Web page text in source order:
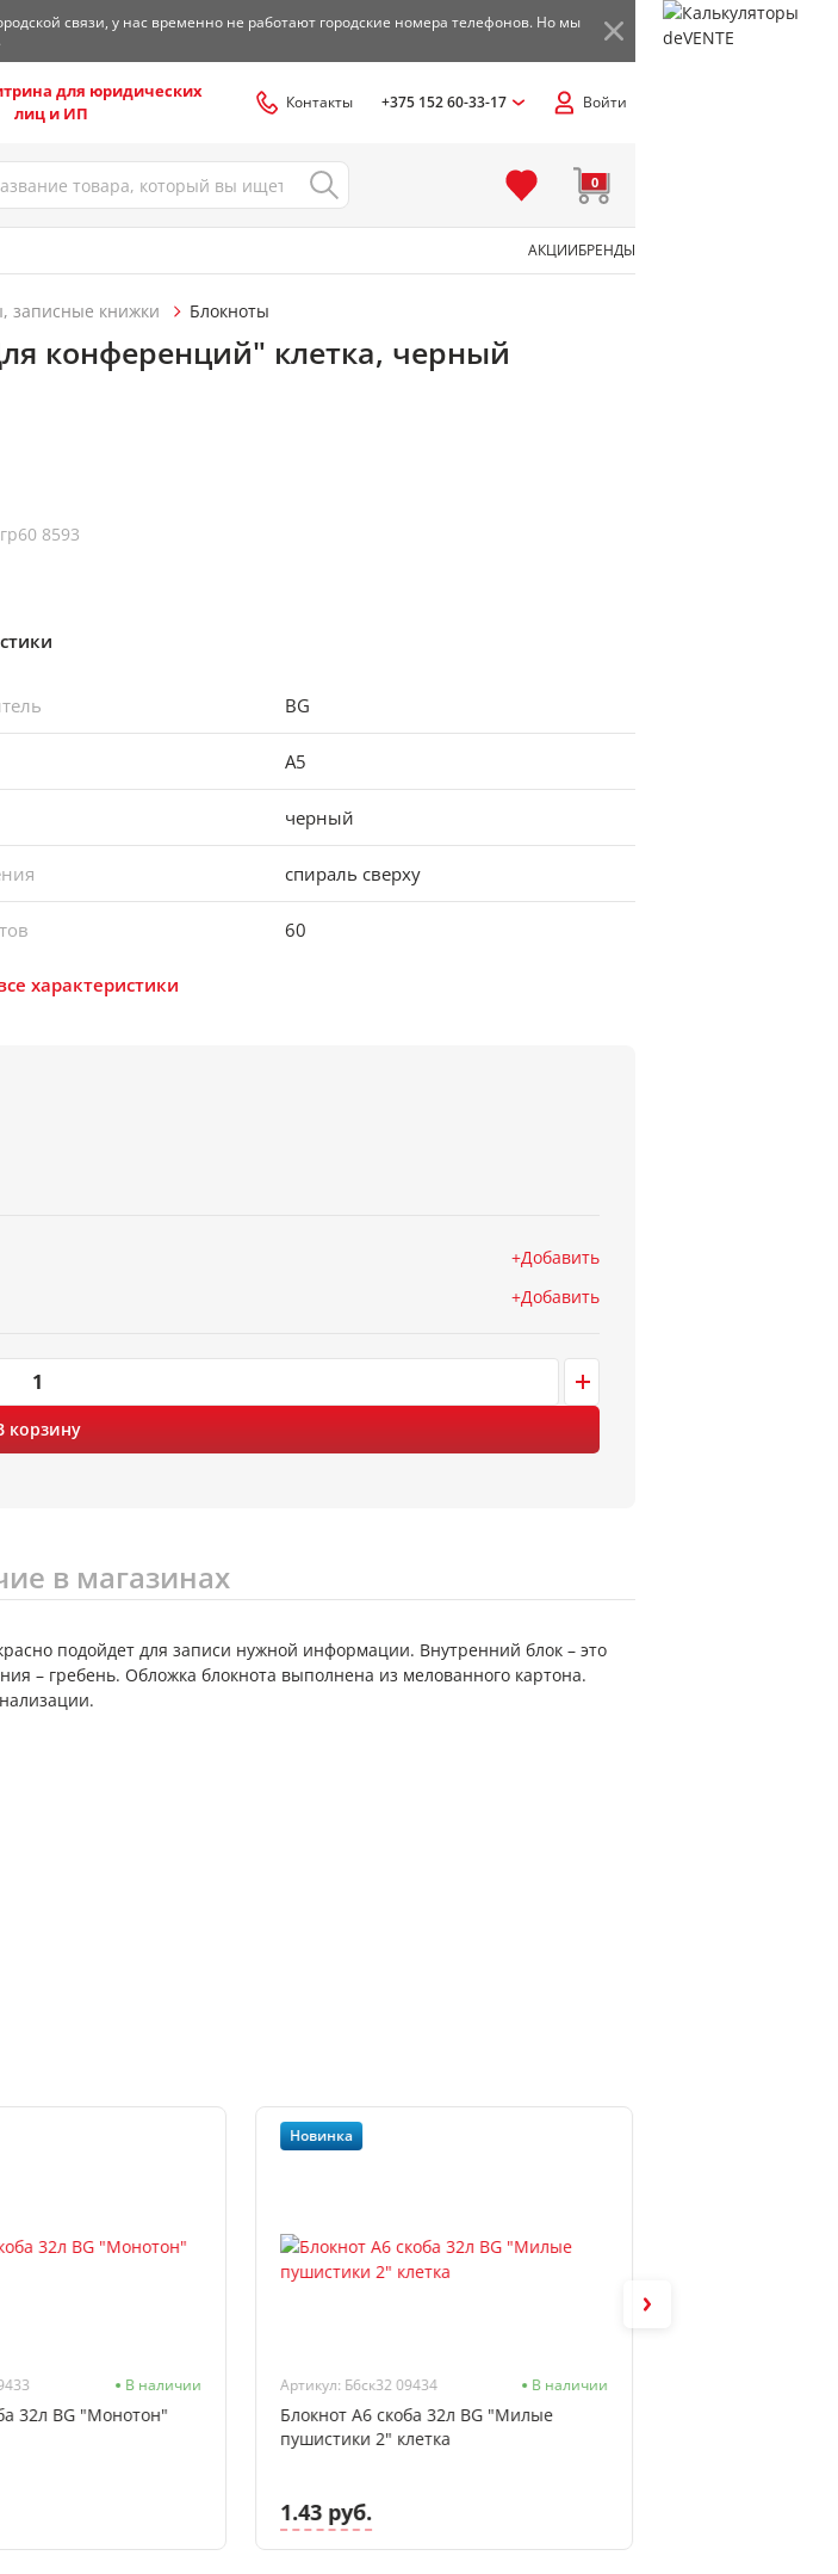
связи, у нас временно не работают городские номера телефонов. Но мы
для юридических
лиц и ИП
Контакты +375 152 60-33-17 Войти
0
АКЦИИБРЕНДЫ
записные книжки Блокноты
конференций" клетка, черный
8593
BG
А5
черный
спираль сверху
60
характеристики
Добавить
Добавить
корзину
в магазинах
подойдет для записи нужной информации. Внутренний блок – это
– гребень. Обложка блокнота выполнена из мелованного картона.
В наличии
32л BG "Монотон"
Новинка
Артикул: Б6ск32 09434 В наличии
Блокнот А6 скоба 32л BG "Милые
пушистики 2" клетка
1.43 руб.